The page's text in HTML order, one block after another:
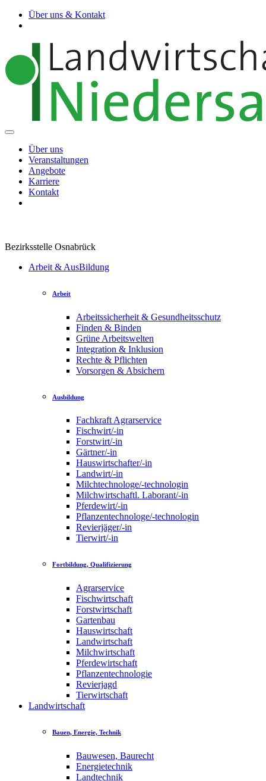
Über uns & Kontakt
Über uns
Veranstaltungen
Angebote
Karriere
Kontakt
Bezirksstelle Osnabrück
Arbeit & AusBildung
Arbeit
Arbeitssicherheit & Gesundheitsschutz
Finden & Binden
Grüne Arbeitswelten
Integration & Inklusion
Rechte & Pflichten
Vorsorgen & Absichern
Ausbildung
Fachkraft Agrarservice
Fischwirt/-in
Forstwirt/-in
Gärtner/-in
Hauswirtschafter/-in
Landwirt/-in
Milchtechnologe/-technologin
Milchwirtschaftl. Laborant/-in
Pferdewirt/-in
Pflanzentechnologe/-technologin
Revierjäger/-in
Tierwirt/-in
Fortbildung, Qualifizierung
Agrarservice
Fischwirtschaft
Forstwirtschaft
Gartenbau
Hauswirtschaft
Landwirtschaft
Milchwirtschaft
Pferdewirtschaft
Pflanzentechnologie
Revierjagd
Tierwirtschaft
Landwirtschaft
Bauen, Energie, Technik
Bauwesen, Baurecht
Energietechnik
Landtechnik